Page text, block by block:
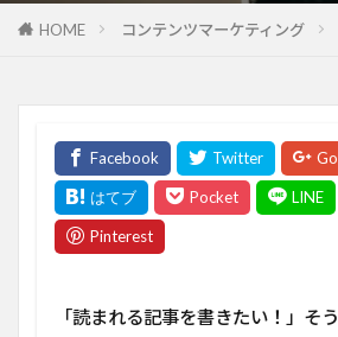
HOME コンテンツマーケティング
「読まれる記事を書きたい！」そ